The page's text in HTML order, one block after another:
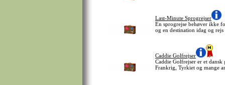
Last-Minute Sprogrejser
En sprogrejse behøver ikke
og en destination idag og
Caddie Golfrejser
Caddie Golfrejser er et
Frankrig, Tyrkiet og mange